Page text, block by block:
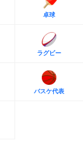
卓球
ラグビー
バスケ代表